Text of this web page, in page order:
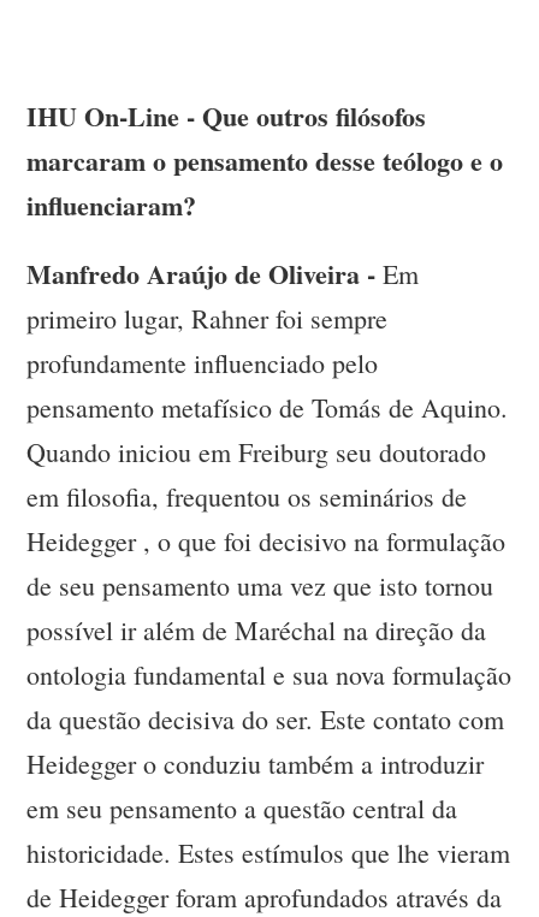
IHU On-Line - Que outros filósofos
marcaram o pensamento desse teólogo e o
influenciaram?
Manfredo Araújo de Oliveira - Em
primeiro lugar, Rahner foi sempre
profundamente influenciado pelo
pensamento metafísico de Tomás de Aquino.
Quando iniciou em Freiburg seu doutorado
em filosofia, frequentou os seminários de
Heidegger , o que foi decisivo na formulação
de seu pensamento uma vez que isto tornou
possível ir além de Maréchal na direção da
ontologia fundamental e sua nova formulação
da questão decisiva do ser. Este contato com
Heidegger o conduziu também a introduzir
em seu pensamento a questão central da
historicidade. Estes estímulos que lhe vieram
de Heidegger foram aprofundados através da